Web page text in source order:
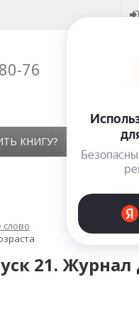
76
КНИГУ?
21. Журнал